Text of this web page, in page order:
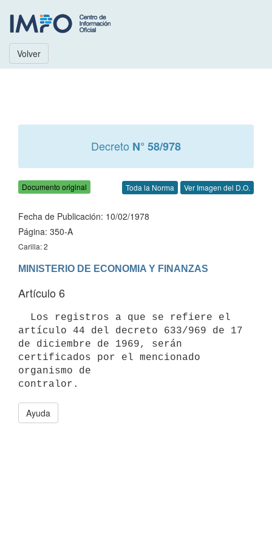
Volver
Decreto N° 58/978
Documento original Toda la Norma Ver Imagen del D.O.
Fecha de Publicación: 10/02/1978
Página: 350-A
Carilla: 2
Artículo 6
artículo 44 del decreto 633/969 de 17
de diciembre de 1969, serán
certificados por el mencionado
organismo de
Ayuda